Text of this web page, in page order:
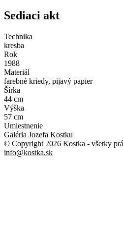
Sediaci akt
Technika
kresba
Rok
1988
Materiál
farebné kriedy, pijavý papier
Šírka
44 cm
Výška
57 cm
Umiestnenie
Galéria Jozefa Kostku
© Copyright 2026 Kostka - všetky
info@kostka.sk